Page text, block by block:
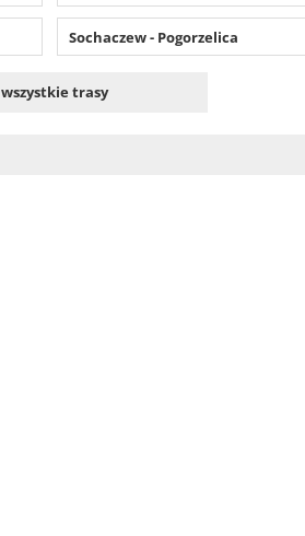
Sochaczew - Pogorzelica
wszystkie trasy